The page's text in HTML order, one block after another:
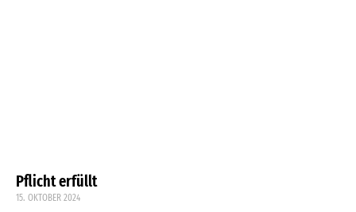
Pflicht erfüllt
15. OKTOBER 2024